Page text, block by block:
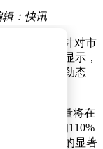
辑：快讯
股东大会，针对市
的多项信息显示，
价齐升的强劲态
服务器出货量将在
规模以年均110%
PCB价值量的显著